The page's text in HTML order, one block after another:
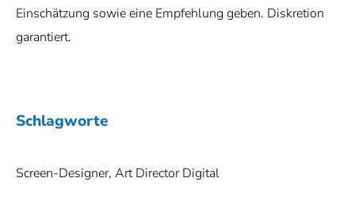
Einschätzung sowie eine Empfehlung geben. Diskretion
garantiert.
Schlagworte
Screen-Designer, Art Director Digital